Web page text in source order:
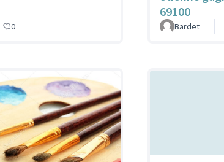
0
69100
Bardet